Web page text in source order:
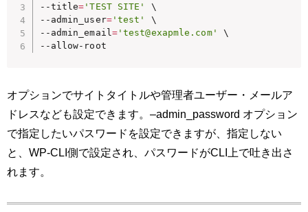
--title= 'TEST SITE'
\
--admin_user='test'
\
--admin_email='test@exapmle.com'
\
--allow-root
オプションでサイトタイトルや管理者ユーザー・メールア
ドレスなども設定できます。–admin_password オプション
で指定したいパスワードを設定できますが、指定しない
と、WP-CLI側で設定され、パスワードがCLI上で吐き出さ
れます。